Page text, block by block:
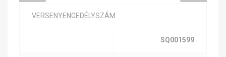
VERSENYENGEDÉLYSZÁM
SQ001599